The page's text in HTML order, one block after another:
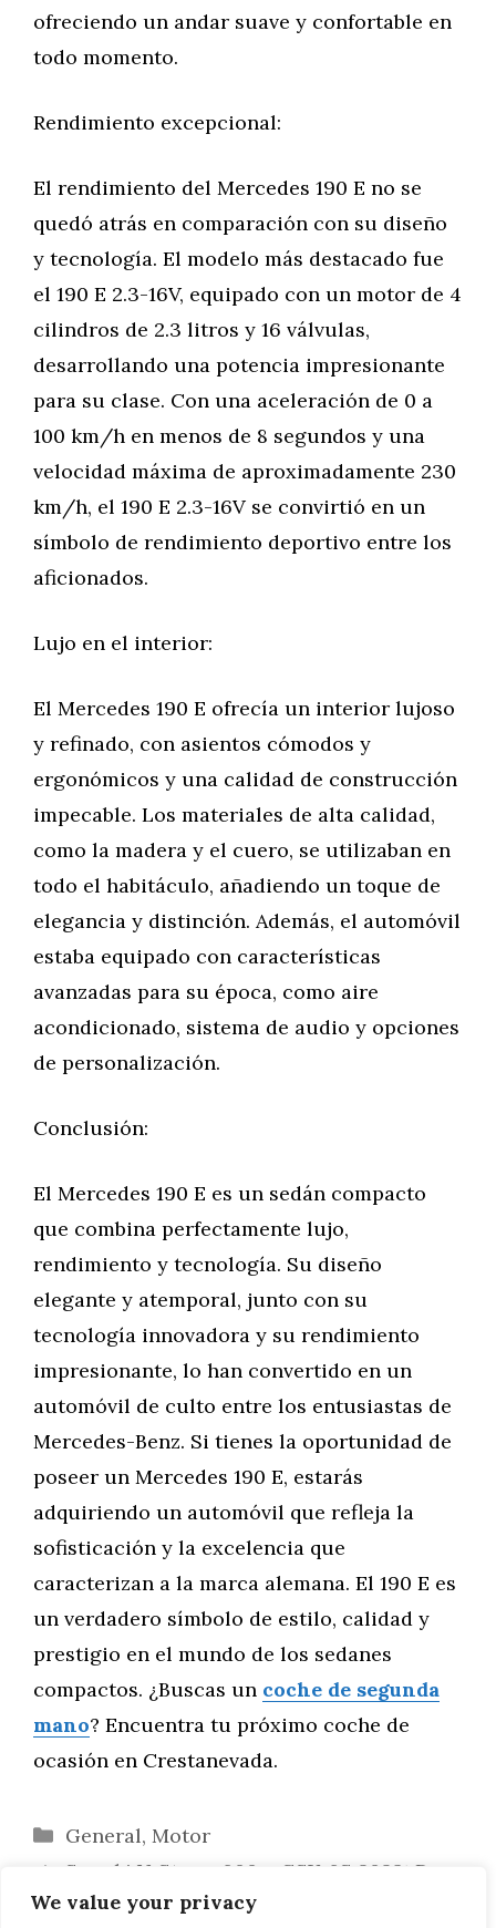
We value your privacy
ofreciendo un andar suave y confortable en
todo momento.
Rendimiento excepcional:
El rendimiento del Mercedes 190 E no se
quedó atrás en comparación con su diseño
y tecnología. El modelo más destacado fue
el 190 E 2.3-16V, equipado con un motor de 4
cilindros de 2.3 litros y 16 válvulas,
desarrollando una potencia impresionante
para su clase. Con una aceleración de 0 a
100 km/h en menos de 8 segundos y una
velocidad máxima de aproximadamente 230
km/h, el 190 E 2.3-16V se convirtió en un
símbolo de rendimiento deportivo entre los
aficionados.
Lujo en el interior:
El Mercedes 190 E ofrecía un interior lujoso
y refinado, con asientos cómodos y
ergonómicos y una calidad de construcción
impecable. Los materiales de alta calidad,
como la madera y el cuero, se utilizaban en
todo el habitáculo, añadiendo un toque de
elegancia y distinción. Además, el automóvil
estaba equipado con características
avanzadas para su época, como aire
acondicionado, sistema de audio y opciones
de personalización.
Conclusión:
El Mercedes 190 E es un sedán compacto
que combina perfectamente lujo,
rendimiento y tecnología. Su diseño
elegante y atemporal, junto con su
tecnología innovadora y su rendimiento
impresionante, lo han convertido en un
automóvil de culto entre los entusiastas de
Mercedes-Benz. Si tienes la oportunidad de
poseer un Mercedes 190 E, estarás
adquiriendo un automóvil que refleja la
sofisticación y la excelencia que
caracterizan a la marca alemana. El 190 E es
un verdadero símbolo de estilo, calidad y
prestigio en el mundo de los sedanes
compactos. ¿Buscas un coche de segunda
mano? Encuentra tu próximo coche de
ocasión en Crestanevada.
Categorías
General, Motor
Suzuki V-Strom 800 y GSX-8S 2023: Dos
Mundos, Una Emoción